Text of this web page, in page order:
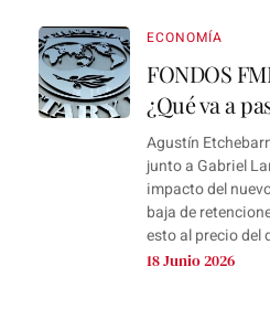
ECONOMÍA
FONDOS
¿Qué va a
Agustín
junto a Gabriel
impacto del
baja de
esto al precio del
18 Junio 2026